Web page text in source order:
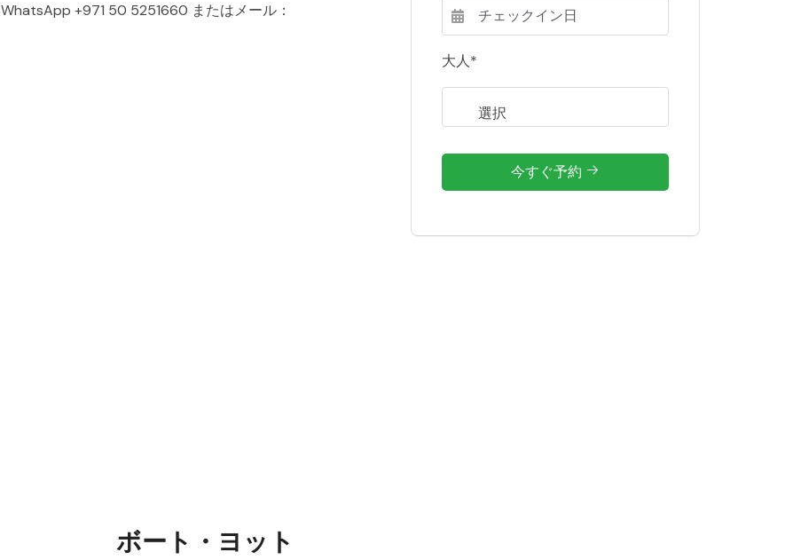
WhatsApp +971 50 5251660 またはメール：
大人*
今すぐ予約
ボート・ヨット